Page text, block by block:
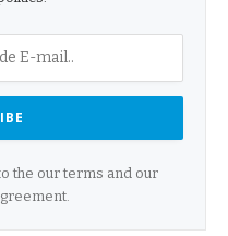
the our terms and our